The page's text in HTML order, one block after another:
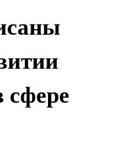
сфере